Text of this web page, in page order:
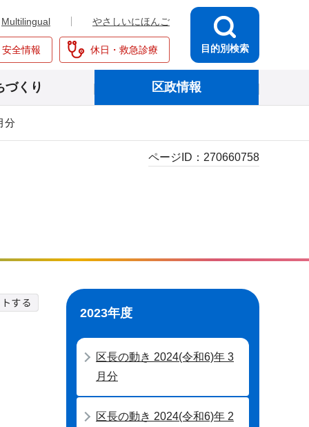
Multilingual やさしいにほんご
全情報 休日・救急診療 目的別検索
づくり 区政情報
分
ページID： 270660758
2023年度
区長の動き 2024(令和6)年 3
月分
区長の動き 2024(令和6)年 2